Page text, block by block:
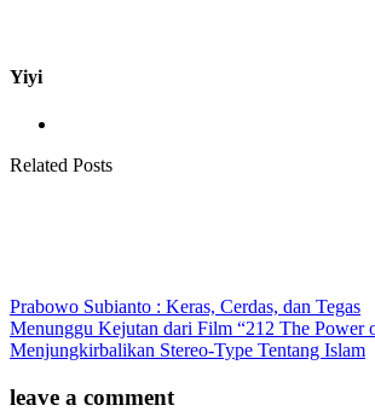
Yiyi
Related Posts
Prabowo Subianto : Keras, Cerdas, dan Tegas
Menunggu Kejutan dari Film “212 The Power
Menjungkirbalikan Stereo-Type Tentang Islam
leave a comment